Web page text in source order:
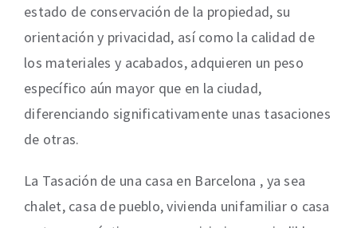
estado de conservación de la propiedad, su
orientación y privacidad, así como la calidad de
los materiales y acabados, adquieren un peso
específico aún mayor que en la ciudad,
diferenciando significativamente unas tasaciones
de otras.
La Tasación de una casa en Barcelona , ya sea
chalet, casa de pueblo, vivienda unifamiliar o casa